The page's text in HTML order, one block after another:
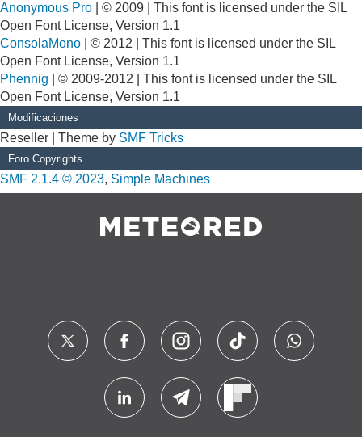
Anonymous Pro | © 2009 | This font is licensed under the SIL
Open Font License, Version 1.1
ConsolaMono | © 2012 | This font is licensed under the SIL
Open Font License, Version 1.1
Phennig | © 2009-2012 | This font is licensed under the SIL
Open Font License, Version 1.1
Modificaciones
Reseller | Theme by SMF Tricks
Foro Copyrights
SMF 2.1.4 © 2023, Simple Machines